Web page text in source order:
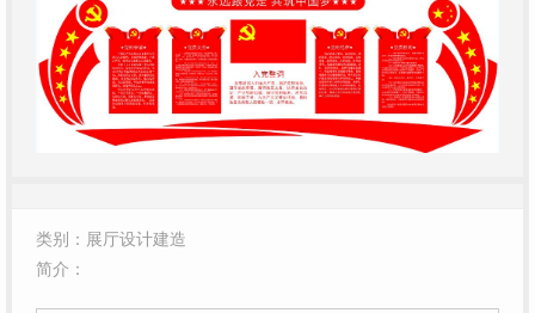
类别：展厅设计建造
简介：